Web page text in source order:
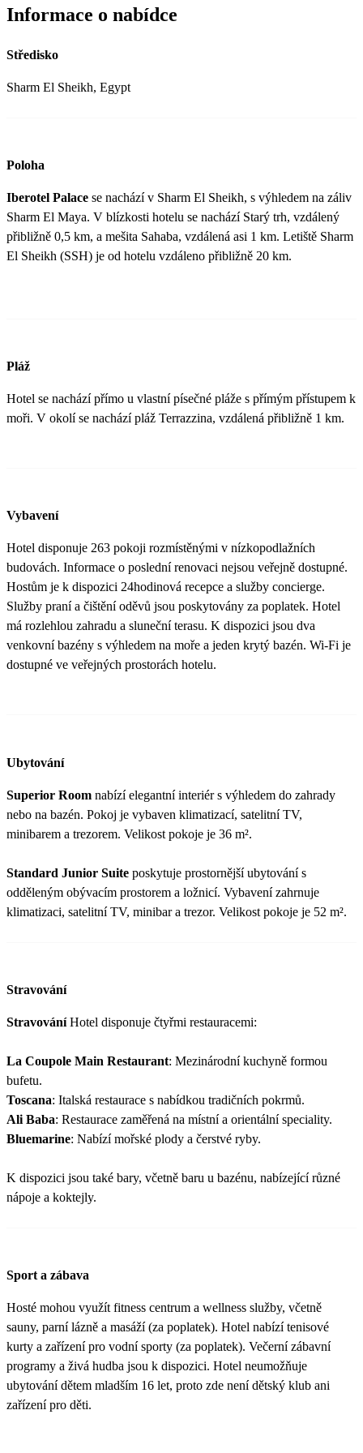
Informace o nabídce
Středisko
Sharm El Sheikh, Egypt
Poloha
Iberotel Palace se nachází v Sharm El Sheikh, s výhledem na záliv
Sharm El Maya. V blízkosti hotelu se nachází Starý trh, vzdálený
přibližně 0,5 km, a mešita Sahaba, vzdálená asi 1 km. Letiště Sharm
El Sheikh (SSH) je od hotelu vzdáleno přibližně 20 km.
Pláž
Hotel se nachází přímo u vlastní písečné pláže s přímým přístupem k
moři. V okolí se nachází pláž Terrazzina, vzdálená přibližně 1 km.
Vybavení
Hotel disponuje 263 pokoji rozmístěnými v nízkopodlažních
budovách. Informace o poslední renovaci nejsou veřejně dostupné.
Hostům je k dispozici 24hodinová recepce a služby concierge.
Služby praní a čištění oděvů jsou poskytovány za poplatek. Hotel
má rozlehlou zahradu a sluneční terasu. K dispozici jsou dva
venkovní bazény s výhledem na moře a jeden krytý bazén. Wi-Fi je
dostupné ve veřejných prostorách hotelu.
Ubytování
Superior Room nabízí elegantní interiér s výhledem do zahrady
nebo na bazén. Pokoj je vybaven klimatizací, satelitní TV,
minibarem a trezorem. Velikost pokoje je 36 m².
Standard Junior Suite poskytuje prostornější ubytování s
odděleným obývacím prostorem a ložnicí. Vybavení zahrnuje
klimatizaci, satelitní TV, minibar a trezor. Velikost pokoje je 52 m².
Stravování
StravováníHotel disponuje čtyřmi restauracemi:
La Coupole Main Restaurant: Mezinárodní kuchyně formou
bufetu.
Toscana: Italská restaurace s nabídkou tradičních pokrmů.
Ali Baba: Restaurace zaměřená na místní a orientální speciality.
Bluemarine: Nabízí mořské plody a čerstvé ryby.
K dispozici jsou také bary, včetně baru u bazénu, nabízející různé
nápoje a koktejly.
Sport a zábava
Hosté mohou využít fitness centrum a wellness služby, včetně
sauny, parní lázně a masáží (za poplatek). Hotel nabízí tenisové
kurty a zařízení pro vodní sporty (za poplatek). Večerní zábavní
programy a živá hudba jsou k dispozici. Hotel neumožňuje
ubytování dětem mladším 16 let, proto zde není dětský klub ani
zařízení pro děti.